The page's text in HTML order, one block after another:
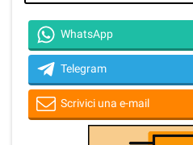
WhatsApp
Telegram
Scrivici una e-mail